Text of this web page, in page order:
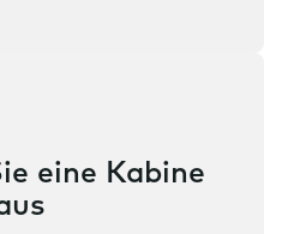
eine Kabine